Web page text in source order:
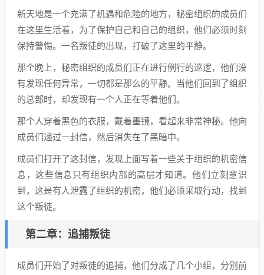
新天地是一个充满了机遇和危险的地方，秘密组织的成员们
在这里生活着，为了保护自己和自己的组织，他们必须时刻
保持警惕。一名叛徒的出现，打破了这里的平静。
那个晚上，秘密组织的成员们正在进行例行的巡逻，他们没
有发现任何异常，一切都是那么的平静。当他们回到了组织
的总部时，却发现有一个人正在等着他们。
那个人穿着黑色的衣服，戴着墨镜，看起来非常神秘。他向
成员们递过一封信，然后消失在了黑暗中。
成员们打开了这封信，发现上面写着一些关于组织的机密信
息，这些信息只有组织内部的高层才知道。他们立刻意识
到，这是有人泄露了组织的机密，他们必须采取行动，找到
这个叛徒。
第二章：追捕叛徒
成员们开始了对叛徒的追捕，他们分成了几个小组，分别前